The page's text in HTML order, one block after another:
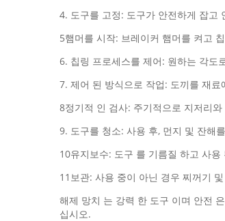
4. 도구를 고정: 도구가 안전하게 잡고
5햄머를 시작: 브레이커 햄머를 켜고
6. 칩링 프로세스를 제어: 원하는 각도
7. 제어 된 방식으로 작업: 도끼를 재
8정기적 인 검사: 주기적으로 지저리
9. 도구를 청소: 사용 후, 먼지 및 잔해
10유지보수: 도구 를 기름질 하고 사
11보관: 사용 중이 아닌 경우 찌꺼기
해제 망치 는 강력 한 도구 이며 안전
십시오.